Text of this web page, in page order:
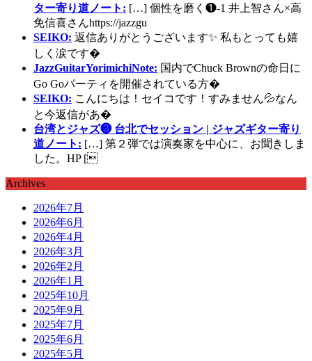
ター寄り道ノート: […] 個性を磨く❶-1 井上智さん×高
免信喜さんhttps://jazzgu
SEIKO: 返信ありがとうございます✨ 私もとっても嬉
しく涙です�
JazzGuitarYorimichiNote: 国内でChuck Brownの命日に
Go Goパーティを開催されている方�
SEIKO: こんにちは！セイコです！すみません💦なん
と今返信があ�
台湾とジャズ❸ 台北でセッション | ジャズギター寄り
道ノート: […] 第２弾では演奏家を中心に、お聞きしま
した。HP [
Archives
2026年7月
2026年6月
2026年4月
2026年3月
2026年2月
2026年1月
2025年10月
2025年9月
2025年7月
2025年6月
2025年5月